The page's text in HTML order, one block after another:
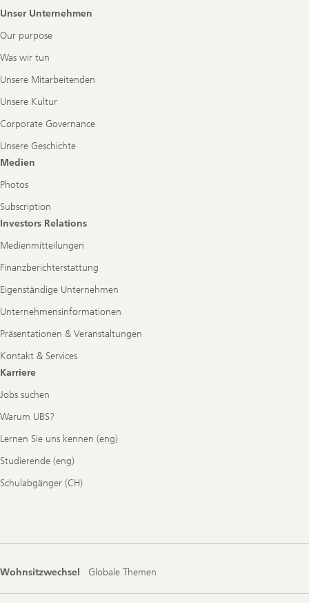
Footer
Unser Unternehmen
Our purpose
Was wir tun
Unsere Mitarbeitenden
Unsere Kultur
Corporate Governance
Unsere Geschichte
Medien
Photos
Subscription
Investors Relations
Medienmitteilungen
Finanzberichterstattung
Eigenständige Unternehmen
Unternehmensinformationen
Präsentationen & Veranstaltungen
Kontakt & Services
Karriere
Jobs suchen
Warum UBS?
Lernen Sie uns kennen (eng)
Studierende (eng)
Schulabgänger (CH)
Wohnsitzwechsel Globale Themen